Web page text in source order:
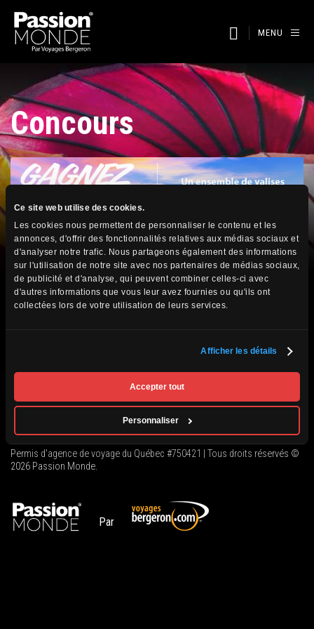
Ce site web utilise des cookies.
Les cookies nous permettent de personnaliser le contenu et les
annonces, d'offrir des fonctionnalités relatives aux médias sociaux et
d'analyser notre trafic. Nous partageons également des informations
sur l'utilisation de notre site avec nos partenaires de médias sociaux,
de publicité et d'analyse, qui peuvent combiner celles-ci avec
d'autres informations que vous leur avez fournies ou qu'ils ont
collectées lors de votre utilisation de leurs services.
Afficher les détails
Accepter tout
Personnaliser
MENU
Concours
Le concours et terminé, la gagnante
Politique de renseignements personnels
Contact
Permis d'agence de voyage du Québec #750421 | Tous droits réservés ©
2026 Passion Monde.
Par